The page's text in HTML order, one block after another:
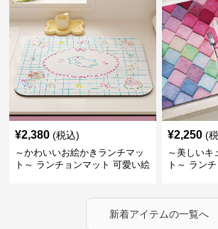
¥2,380 (税込)
～かわいいお絵かきランチマッ
ト～ ランチョンマット 可愛い絵
¥2,250 (
～美しいキ
ト～ ラン
新着アイテムの一覧へ